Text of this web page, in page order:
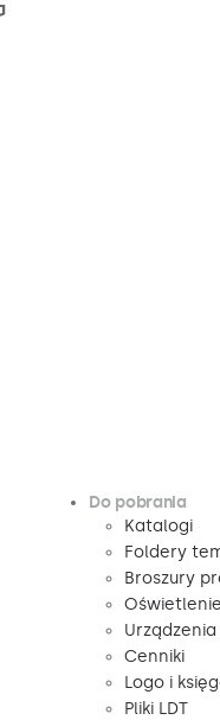
Do pobrania
Katalogi
Foldery
Broszury
Urządzenia
Cenniki
Logo i
Pliki LDT